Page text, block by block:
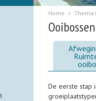
Home
Ooibossen
De eerste stap